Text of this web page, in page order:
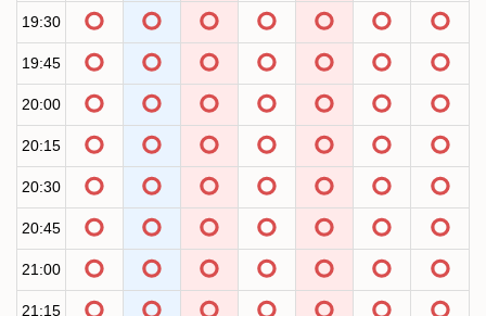
19:30
19:45
20:00
20:15
20:30
20:45
21:00
21:15